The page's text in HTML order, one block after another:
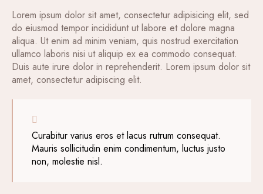
Lorem ipsum dolor sit amet, consectetur adipisicing elit, sed
do eiusmod tempor incididunt ut labore et dolore magna
aliqua. Ut enim ad minim veniam, quis nostrud exercitation
ullamco laboris nisi ut aliquip ex ea commodo consequat.
Duis aute irure dolor in reprehenderit. Lorem ipsum dolor sit
amet, consectetur adipiscing elit.
Curabitur varius eros et lacus rutrum consequat.
Mauris sollicitudin enim condimentum, luctus justo
non, molestie nisl.